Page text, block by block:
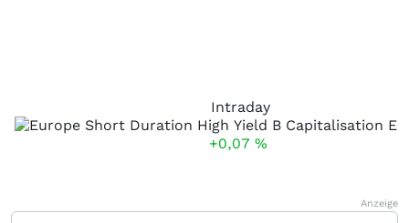
Intraday
+0,07 %
Anzeige